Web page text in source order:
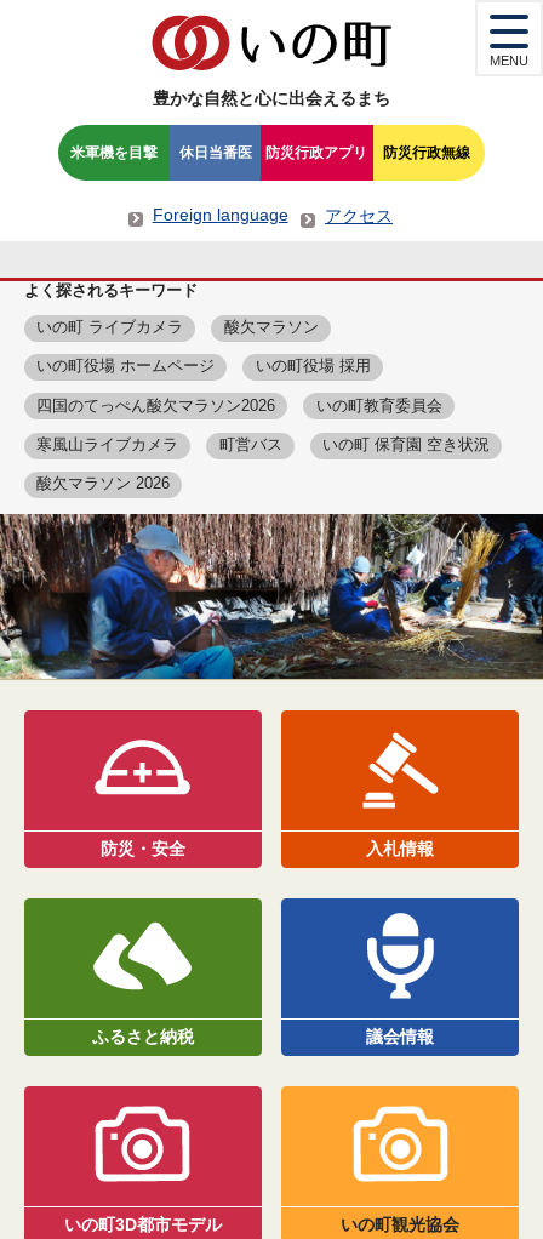
豊かな自然と心に出会えるまち
米軍機を目撃 休日当番医 防災行政アプリ 防災行政無線
Foreign language アクセス
MENU
よく探されるキーワード
いの町 ライブカメラ
酸欠マラソン
いの町役場 ホームページ いの町役場 採用
四国のてっぺん酸欠マラソン2026 いの町教育委員会
寒風山ライブカメラ 町営バス いの町 保育園 空き状況
酸欠マラソン 2026
防災・安全 入札情報
ふるさと納税 議会情報
いの町3D都市モデル いの町観光協会